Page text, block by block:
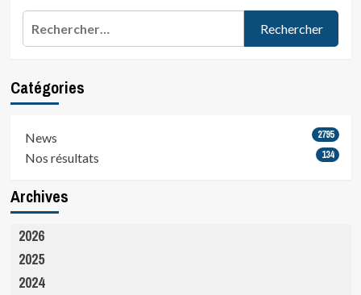
Catégories
News 2795
Nos résultats 134
Archives
2026
2025
2024